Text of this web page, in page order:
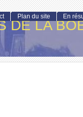
DE LA
Plan du site En